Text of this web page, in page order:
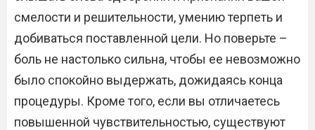
смелости и решительности, умению терпеть и
добиваться поставленной цели. Но поверьте –
боль не настолько сильна, чтобы ее невозможно
было спокойно выдержать, дожидаясь конца
процедуры. Кроме того, если вы отличаетесь
повышенной чувствительностью, существуют